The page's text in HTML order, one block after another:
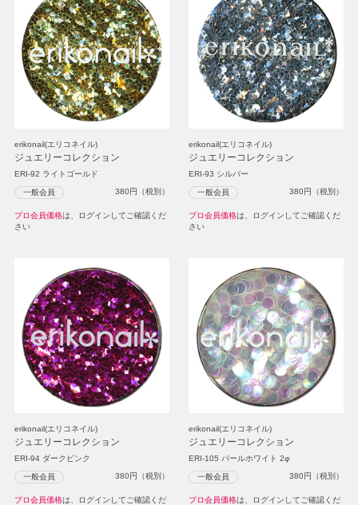
erikonail(エリコネイル)
ジュエリーコレクション
ERI-92 ライトゴールド
一般会員 380円（税別）
プロ会員価格は、ログインしてご確認くだ
さい
erikonail(エリコネイル)
ジュエリーコレクション
ERI-93 シルバー
一般会員 380円（税別）
プロ会員価格は、ログインしてご確認くだ
さい
erikonail(エリコネイル)
ジュエリーコレクション
ERI-94 ダークピンク
一般会員 380円（税別）
プロ会員価格は、ログインしてご確認くだ
erikonail(エリコネイル)
ジュエリーコレクション
ERI-105 パールホワイト 2φ
一般会員 380円（税別）
プロ会員価格は、ログインしてご確認くだ